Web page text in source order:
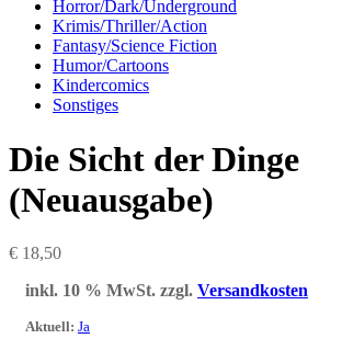
Horror/Dark/Underground
Krimis/Thriller/Action
Fantasy/Science Fiction
Humor/Cartoons
Kindercomics
Sonstiges
Die Sicht der Dinge
(Neuausgabe)
€ 18,50
inkl. 10 % MwSt. zzgl. Versandkosten
Aktuell: Ja